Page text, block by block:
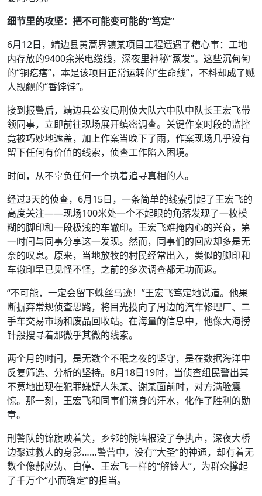
细节里的攻坚：把不可能变可能的“笃定”
6月12日，靖边县黄蒿界镇某项目工程遭遇了糟心事：工地
内存放的9400余米电缆线，深夜里神秘“蒸发”。这些沉甸甸
的“铜疙瘩”，本是该项目正常运转的“生命线”，不料却成了贼
人觊觎的“香饽饽”。
接到报警后，靖边县公安局刑侦大队六中队中队长王宏飞带
领同事，立即前往现场展开缜密调查。关键作案时段的监控
竟被巧妙地遮盖，加上作案当晚下了雨，作案现场几乎没有
留下任何有价值的线索，侦查工作陷入困境。
时间，从不辜负任何一个执着追寻真相的人。
经过3天的侦查，6月15日，一条简单的线索引起了王宏飞的
高度关注——现场100米处一个不起眼的角落发现了一枚模
糊的脚印和一段极浅的车辙印。王宏飞难掩内心的兴奋，第
一时间与同事分享这一发现。然而，同事们的回应却多是无
奈的叹息。原来，当地放牧的村民经常出入，类似的脚印和
车辙印早已见怪不怪，之前的多次调查都无功而返。
“不可能，一定会留下蛛丝马迹！”王宏飞笃定地说道。他果
断摒弃常规侦查思路，将目光投向了周边的汽车修理厂、二
手车交易市场和废品回收站。在海量的信息中，他像大海捞
针般搜寻着那微乎其微的线索。
两个月的时间，是无数个不眠之夜的坚守，是在数据海洋中
反复筛选、分析的坚持。8月18日19时，当侦查组民警出其
不意地出现在犯罪嫌疑人朱某、谢某面前时，对方满脸震
惊。那一刻，王宏飞和同事们满身的汗水，化作了胜利的勋
章。
刑警队的锦旗映着笑，乡邻的院墙根没了争执声，深夜大桥
边聚过救人的身影……警营中，没有“大圣”的神通，却有着无
数个像郝应涛、白停、王宏飞一样的“解铃人”，为群众撑起
了千万个“小而确定”的担当。